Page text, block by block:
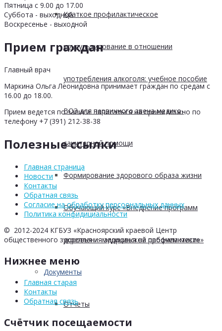
Краткое профилактическое
консультирование в отношении
употребления алкоголя: учебное пособие
ВОЗ для первичного звена медико-
санитарной помощи
Формирование здорового образа жизни
Обучающий курс «Внедрение программ
укрепления здоровья на рабочем месте»
Документы
Отчеты
Пятница с 9.00 до 17.00
Суббота - выходной
Воскресенье - выходной
Прием граждан
Главный врач
Маркина Ольга Леонидовна принимает граждан по средам с
16.00 до 18.00.
Прием ведется по записи. Записаться на прием можно по
телефону +7 (391) 212-38-38
Полезные ссылки
Главная страница
Новости
Контакты
Обратная связь
Согласие на обработку персоональных данных
Политика конфидициальности
© 2012-2024 КГБУЗ «Красноярский краевой Центр
общественного здоровья и медицинской профилактики»
Нижнее меню
Главная старая
Контакты
Обратная связь
Счётчик посещаемости